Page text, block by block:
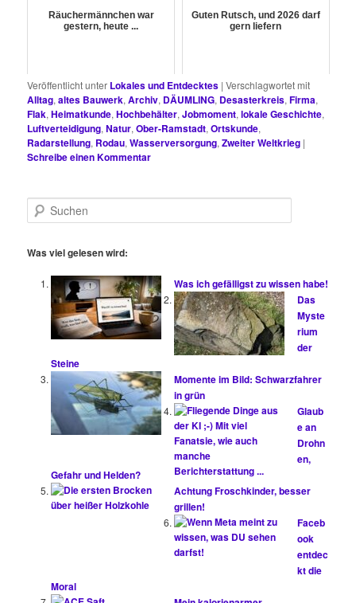
Räuchermännchen war
gestern, heute ...
Guten Rutsch, und 2026 darf
gern liefern
Veröffentlicht unter Lokales und Entdecktes |Verschlagwortet mit
Alltag,altes Bauwerk,Archiv, DÄUMLING, Desasterkreis,Firma,
Flak,Heimatkunde,Hochbehälter,Jobmoment,lokale Geschichte,
Luftverteidigung,Natur,Ober-Ramstadt,Ortskunde,
Radarstellung, Rodau,Wasserversorgung,Zweiter Weltkrieg |
Schreibe einen Kommentar
u
h
Was viel gelesen wird:
Was ich gefälligst zu wissen habe!
Das
Myste
rium
der
Steine
Momente im Bild: Schwarzfahrer
in grün
Glaub
e an
Drohn
en,
Gefahr und Helden?
Achtung Froschkinder, besser
grillen!
Faceb
ook
entdec
kt die
Moral